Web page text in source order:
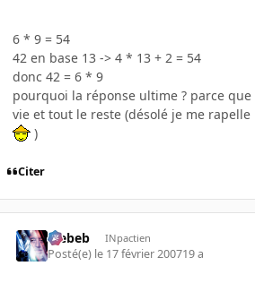
6 * 9 = 54
42 en base 13 -> 4 * 13 + 2 = 54
donc 42 = 6 * 9
pourquoi la réponse ultime ? parce que
vie et tout le reste (désolé je me
)
Citer
Trebeb INpactien
Posté(e) le 17 février 200719 a